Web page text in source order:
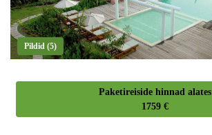
Pildid (5)
Paketireiside hinnad alates
1759 €